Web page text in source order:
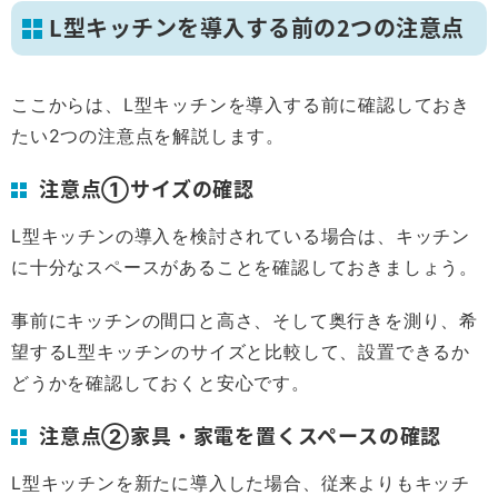
L型キッチンを導入する前の2つの注意点
ここからは、L型キッチンを導入する前に確認しておき
たい2つの注意点を解説します。
注意点①サイズの確認
L型キッチンの導入を検討されている場合は、キッチン
に十分なスペースがあることを確認しておきましょう。
事前にキッチンの間口と高さ、そして奥行きを測り、希
望するL型キッチンのサイズと比較して、設置できるか
どうかを確認しておくと安心です。
注意点②家具・家電を置くスペースの確認
L型キッチンを新たに導入した場合、従来よりもキッチ